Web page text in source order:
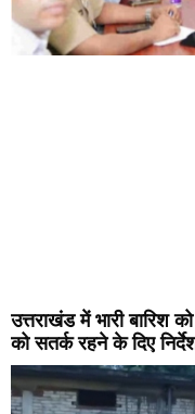
उत्तराखंड में भारी बारिश
को सतर्क रहने के दिए